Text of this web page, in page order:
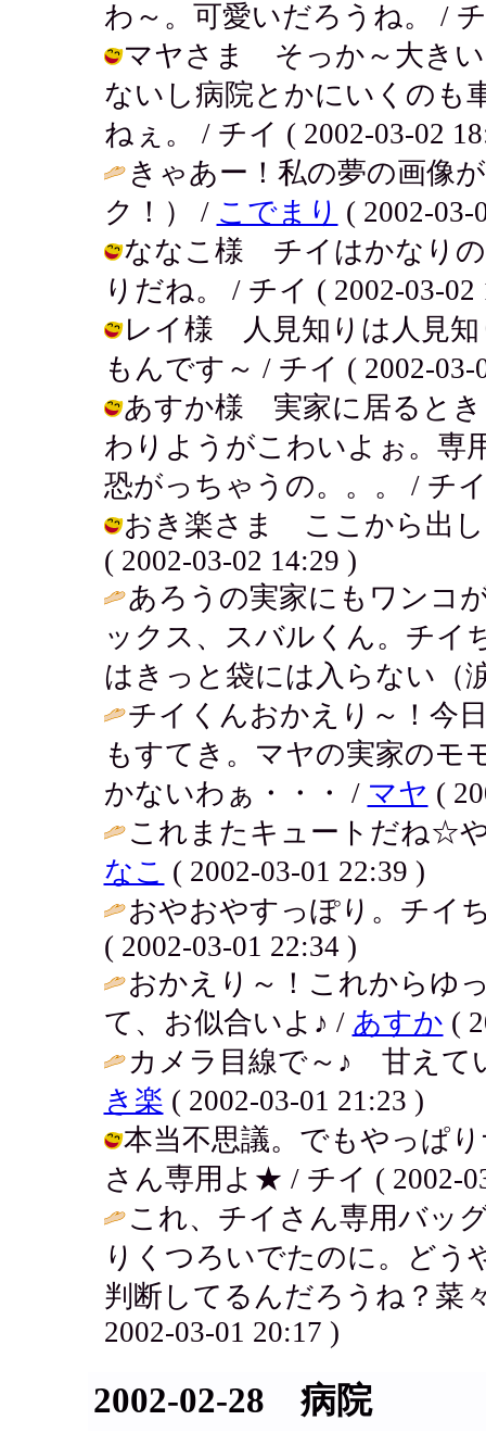
わ～。可愛いだろうね。 /
マヤさま そっか～大きい
ないし病院とかにいくのも
ねぇ。 / チイ ( 2002-03-02
きゃあー！私の夢の画像
ク！） / こでまり ( 2002-03-
ななこ様 チイはかなりの
りだね。 / チイ ( 2002-03-02
レイ様 人見知りは人見知
もんです～ / チイ ( 2002-03-
あすか様 実家に居るとき
わりようがこわいよぉ。専
恐がっちゃうの。。。 / チ
おき楽さま ここから出し
( 2002-03-02 14:29 )
あろうの実家にもワンコ
ックス、スバルくん。チイ
はきっと袋には入らない（
チイくんおかえり～！今
もすてき。マヤの実家のモ
かないわぁ・・・ / マヤ (
これまたキュートだね☆
なこ ( 2002-03-01 22:39 )
おやおやすっぽり。チイ
( 2002-03-01 22:34 )
おかえり～！これからゆ
て、お似合いよ♪ / あすか (
カメラ目線で～♪ 甘え
き楽 ( 2002-03-01 21:23 )
本当不思議。でもやっぱ
さん専用よ★ / チイ ( 2002-
これ、チイさん専用バッ
りくつろいでたのに。どう
判断してるんだろうね？菜
2002-03-01 20:17 )
2002-02-28 病院